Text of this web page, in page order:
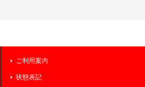
ご利用案内
状態表記